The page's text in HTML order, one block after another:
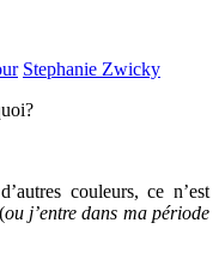
Stephanie Zwicky
couleurs, ce n’est
ou j’entre dans ma période